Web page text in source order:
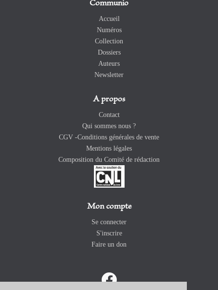
Communio
Accueil
Numéros
Collection
Dossiers
Auteurs
Newsletter
A propos
Contact
Qui sommes nous ?
CGV -Conditions générales de vente
Mentions légales
Composition du Comité de rédaction
Mon compte
Se connecter
S'inscrire
Faire un don